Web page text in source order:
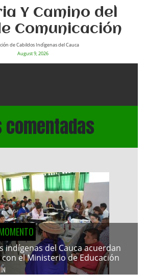
Y Camino del
Comunicación
de Cabildos Indìgenas del Cauca
August 9, 2026
comentadas
indígenas del Cauca acuerdan
el Ministerio de Educación